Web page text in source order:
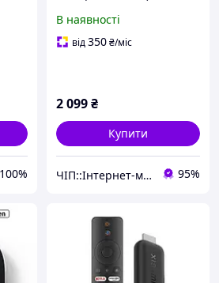
100%
9.0, AC Wi-Fi, Bluetooth
4.2, 1 Gb RAM, 8 ГБ Flash)
В наявності
від350₴/міс
2 099₴
Купити
ЧІП::Інтернет-магазин техніки та електроніки 95%